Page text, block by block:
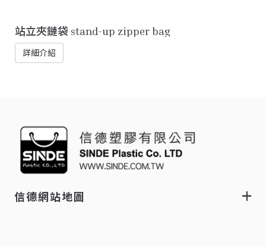
站立夾鏈袋 stand-up zipper bag
詳細介紹
信德網站地圖